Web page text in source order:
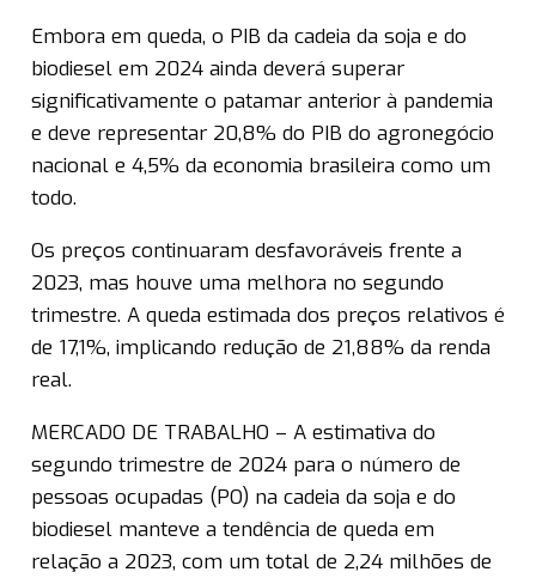
Embora em queda, o PIB da cadeia da soja e do
biodiesel em 2024 ainda deverá superar
significativamente o patamar anterior à pandemia
e deve representar 20,8% do PIB do agronegócio
nacional e 4,5% da economia brasileira como um
todo.
Os preços continuaram desfavoráveis frente a
2023, mas houve uma melhora no segundo
trimestre. A queda estimada dos preços relativos é
de 17,1%, implicando redução de 21,88% da renda
real.
MERCADO DE TRABALHO – A estimativa do
segundo trimestre de 2024 para o número de
pessoas ocupadas (PO) na cadeia da soja e do
biodiesel manteve a tendência de queda em
relação a 2023, com um total de 2,24 milhões de